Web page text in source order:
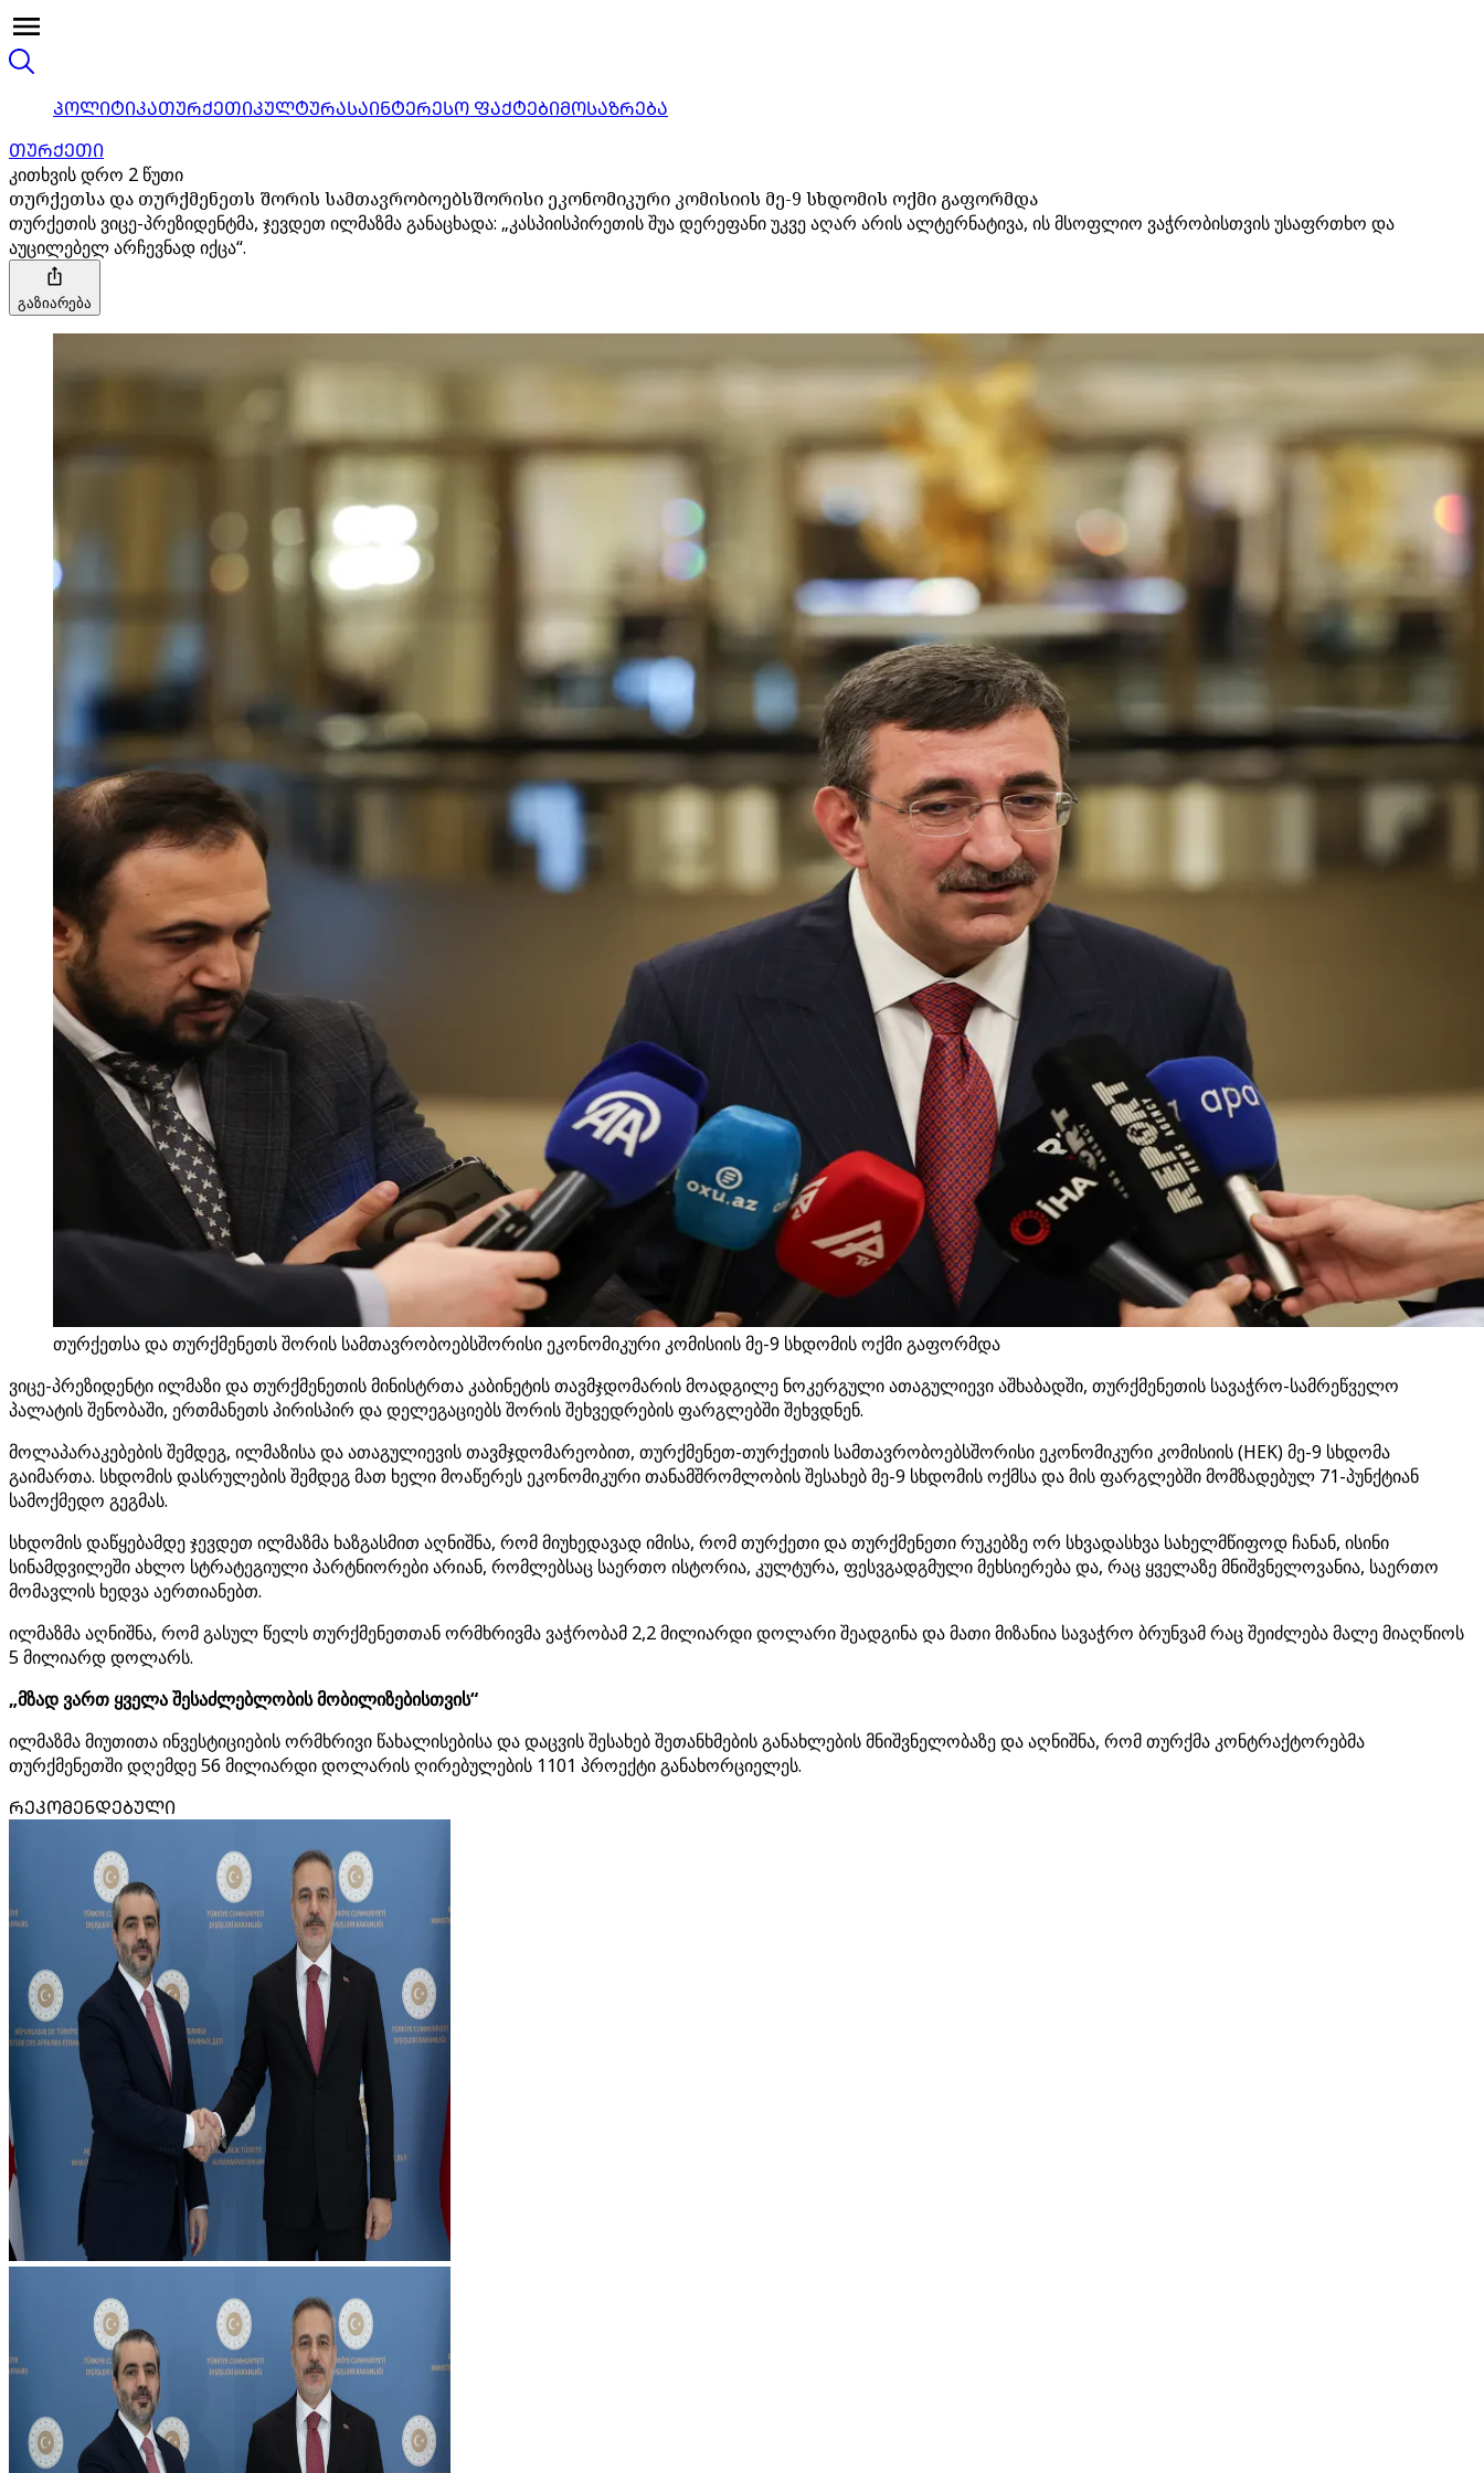
ᲞᲝᲚᲘᲢᲘᲙᲐᲗᲣᲠᲥᲔᲗᲘᲙᲣᲚᲢᲣᲠᲐᲡᲐᲘᲜᲢᲔᲠᲔᲡᲝ ᲤᲐᲥᲢᲔᲑᲘᲛᲝᲡᲐᲖᲠᲔᲑᲐ
ᲗᲣᲠᲥᲔᲗᲘ
კითხვის დრო 2 წუთი
თურქეთსა და თურქმენეთს შორის სამთავრობოებსშორისი ეკონომიკური კომისიის მე-9 სხდომის ოქმი გაფორმდა
თურქეთის ვიცე-პრეზიდენტმა, ჯევდეთ ილმაზმა განაცხადა: „კასპიისპირეთის შუა დერეფანი უკვე აღარ არის ალტერნატივა, ის მსოფლიო ვაჭრობისთვის უსაფრთხო და
აუცილებელ არჩევნად იქცა“.
გაზიარება
თურქეთსა და თურქმენეთს შორის სამთავრობოებსშორისი ეკონომიკური კომისიის მე-9 სხდომის ოქმი გაფორმდა
ვიცე-პრეზიდენტი ილმაზი და თურქმენეთის მინისტრთა კაბინეტის თავმჯდომარის მოადგილე ნოკერგული ათაგულიევი აშხაბადში, თურქმენეთის სავაჭრო-სამრეწველო
პალატის შენობაში, ერთმანეთს პირისპირ და დელეგაციებს შორის შეხვედრების ფარგლებში შეხვდნენ.
მოლაპარაკებების შემდეგ, ილმაზისა და ათაგულიევის თავმჯდომარეობით, თურქმენეთ-თურქეთის სამთავრობოებსშორისი ეკონომიკური კომისიის (HEK) მე-9 სხდომა
გაიმართა. სხდომის დასრულების შემდეგ მათ ხელი მოაწერეს ეკონომიკური თანამშრომლობის შესახებ მე-9 სხდომის ოქმსა და მის ფარგლებში მომზადებულ 71-პუნქტიან
სამოქმედო გეგმას.
სხდომის დაწყებამდე ჯევდეთ ილმაზმა ხაზგასმით აღნიშნა, რომ მიუხედავად იმისა, რომ თურქეთი და თურქმენეთი რუკებზე ორ სხვადასხვა სახელმწიფოდ ჩანან, ისინი
სინამდვილეში ახლო სტრატეგიული პარტნიორები არიან, რომლებსაც საერთო ისტორია, კულტურა, ფესვგადგმული მეხსიერება და, რაც ყველაზე მნიშვნელოვანია, საერთო
მომავლის ხედვა აერთიანებთ.
ილმაზმა აღნიშნა, რომ გასულ წელს თურქმენეთთან ორმხრივმა ვაჭრობამ 2,2 მილიარდი დოლარი შეადგინა და მათი მიზანია სავაჭრო ბრუნვამ რაც შეიძლება მალე მიაღწიოს
5 მილიარდ დოლარს.
„მზად ვართ ყველა შესაძლებლობის მობილიზებისთვის“
ილმაზმა მიუთითა ინვესტიციების ორმხრივი წახალისებისა და დაცვის შესახებ შეთანხმების განახლების მნიშვნელობაზე და აღნიშნა, რომ თურქმა კონტრაქტორებმა
თურქმენეთში დღემდე 56 მილიარდი დოლარის ღირებულების 1101 პროექტი განახორციელეს.
ᲠᲔᲙᲝᲛᲔᲜᲓᲔᲑᲣᲚᲘ